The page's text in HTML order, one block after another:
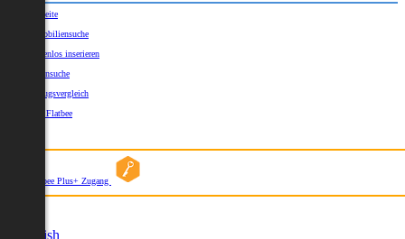
Startseite
Immobiliensuche
Kostenlos inserieren
Kartensuche
Umzugsvergleich
Über Flatbee
Flatbee Plus+ Zugang
English